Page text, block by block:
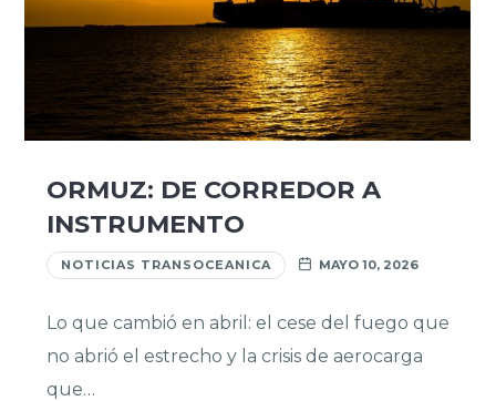
ORMUZ: DE CORREDOR A
INSTRUMENTO
NOTICIAS TRANSOCEANICA MAYO 10, 2026
Lo que cambió en abril: el cese del fuego que
no abrió el estrecho y la crisis de aerocarga
que…